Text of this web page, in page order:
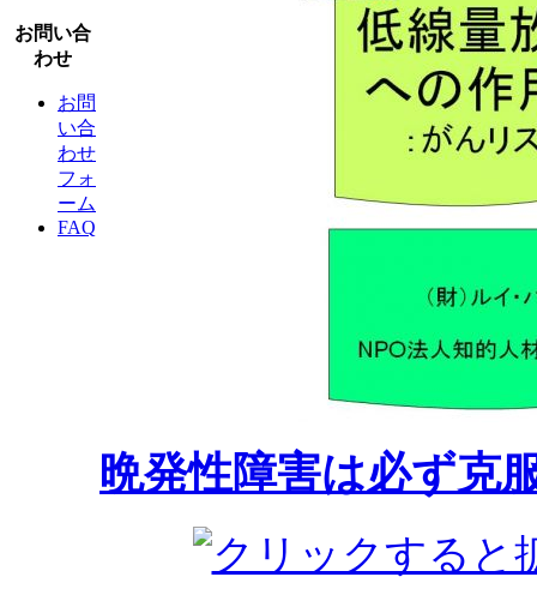
お問い合
わせ
お問
い合
わせ
フォ
ーム
FAQ
晩発性障害は必ず克